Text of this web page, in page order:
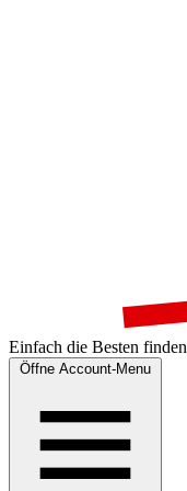
Einfach die Besten finden
Öffne Account-Menu